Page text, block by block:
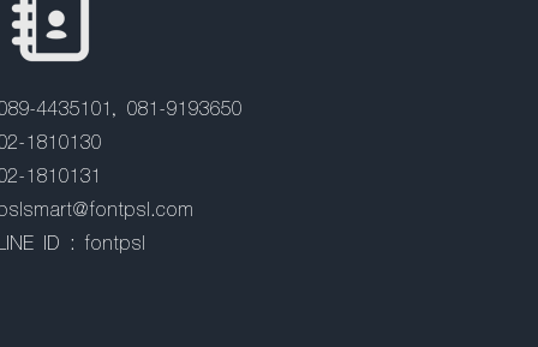
4435101, 081-9193650
1810130
1810131
ID : fontpsl